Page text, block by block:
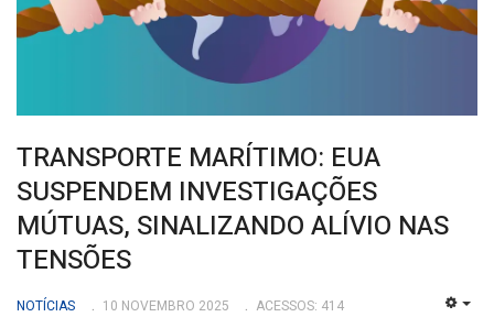
TRANSPORTE MARÍTIMO: EUA
SUSPENDEM INVESTIGAÇÕES
MÚTUAS, SINALIZANDO ALÍVIO NAS
TENSÕES
NOTÍCIAS 10 NOVEMBRO 2025 ACESSOS: 414